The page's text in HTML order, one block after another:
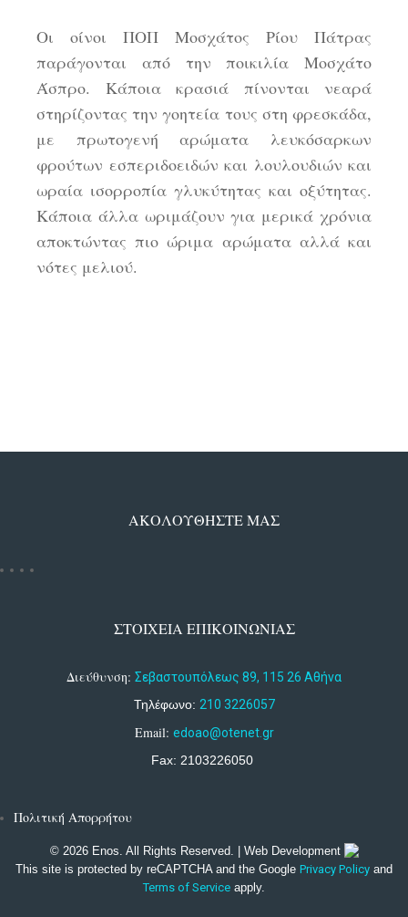
Οι οίνοι ΠΟΠ Μοσχάτος Ρίου Πάτρας
παράγονται από την ποικιλία Μοσχάτο
Άσπρο. Κάποια κρασιά πίνονται νεαρά
στηρίζοντας την γοητεία τους στη φρεσκάδα,
με πρωτογενή αρώματα λευκόσαρκων
φρούτων εσπεριδοειδών και λουλουδιών και
ωραία ισορροπία γλυκύτητας και οξύτητας.
Κάποια άλλα ωριμάζουν για μερικά χρόνια
αποκτώντας πιο ώριμα αρώματα αλλά και
νότες μελιού.
ΑΚΟΛΟΥΘΗΣΤΕ ΜΑΣ
ΣΤΟΙΧΕΙΑ ΕΠΙΚΟΙΝΩΝΙΑΣ
Διεύθυνση: Σεβαστουπόλεως 89, 115 26 Αθήνα
Τηλέφωνο: 210 3226057
Email: edoao@otenet.gr
Fax: 2103226050
Πολιτική Απορρήτου
© 2026 Enos. All Rights Reserved. | Web Development
This site is protected by reCAPTCHA and the Google Privacy Policy and
Terms of Service apply.